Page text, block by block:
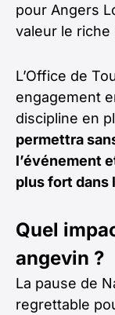
pour Angers
valeur le
L’Office de
engagement
discipline en
permettra
l’événement
plus fort dans
Quel
angevin ?
La pause de
regrettable